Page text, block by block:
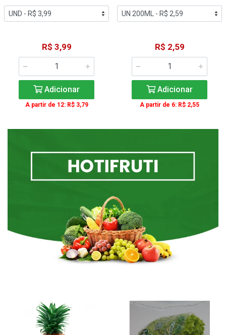
R$ 3,99
Adicionar
A partir de 12: R$ 3,79
R$ 2,59
Adicionar
A partir de 6: R$ 2,55